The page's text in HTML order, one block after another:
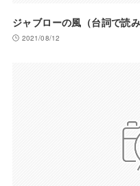
ジャブローの風（台詞で読
2021/08/12